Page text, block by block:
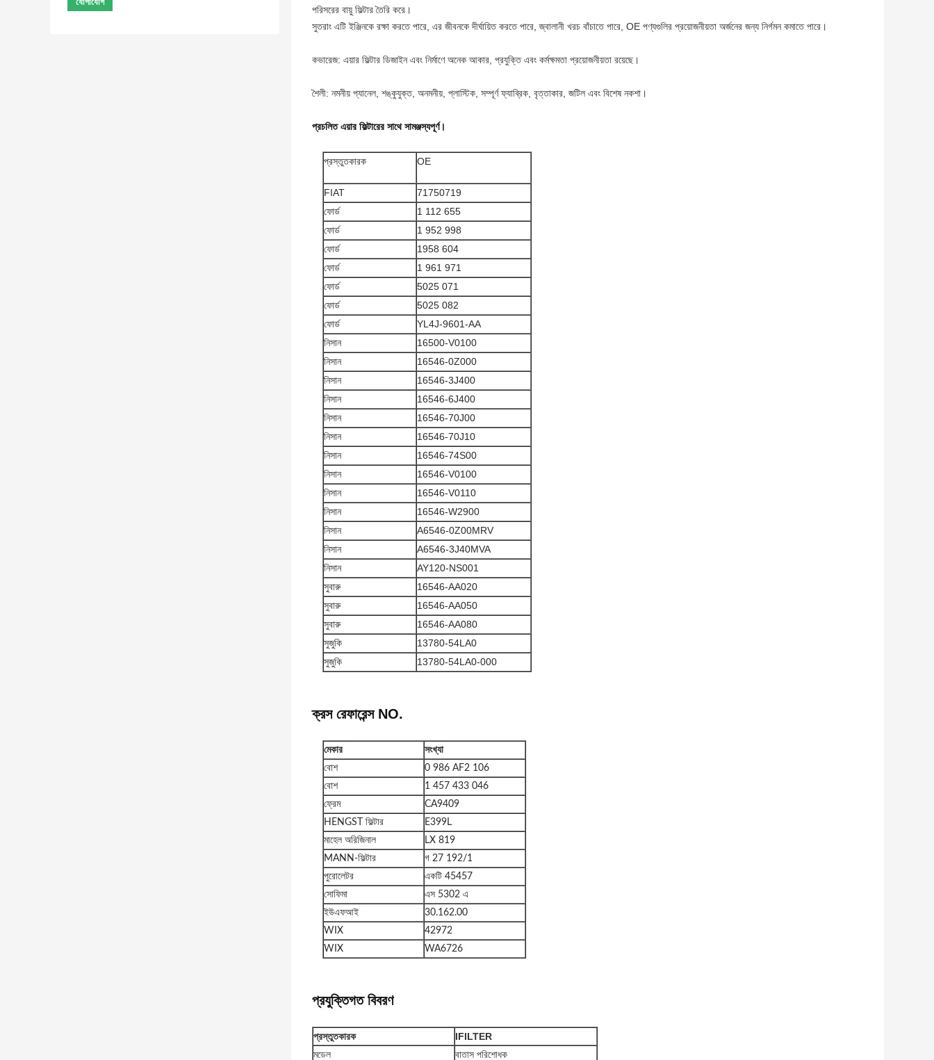
পরিসরের বায়ু ফিল্টার তৈরি করে।
সুতরাং এটি ইঞ্জিনকে রক্ষা করতে পারে, এর জীবনকে দীর্ঘায়িত করতে পারে, জ্বালানী খরচ বাঁচাতে পারে, OE পণ্যগুলির প্রয়োজনীয়তা অর্জনের জন্য নির্গমন কমাতে পারে।
কভারেজ: এয়ার ফিল্টার ডিজাইন এবং নির্মাণে অনেক আকার, প্রযুক্তি এবং কর্মক্ষমতা প্রয়োজনীয়তা রয়েছে।
শৈলী: নমনীয় প্যানেল, শঙ্কুযুক্ত, অনমনীয়, প্লাস্টিক, সম্পূর্ণ ফ্যাব্রিক, বৃত্তাকার, জটিল এবং বিশেষ নকশা।
প্রচলিত এয়ার ফিল্টারের সাথে সামঞ্জস্যপূর্ণ।
প্রস্তুতকারক OE
FIAT
71750719
ফোর্ড
1 112 655
ফোর্ড
1 952 998
ফোর্ড
1958 604
ফোর্ড
1 961 971
ফোর্ড
5025 071
ফোর্ড
5025 082
ফোর্ড
YL4J-9601-AA
নিসান
16500-V0100
নিসান
16546-0Z000
নিসান
16546-3J400
নিসান
16546-6J400
নিসান
16546-70J00
নিসান
16546-70J10
নিসান
16546-74S00
নিসান
16546-V0100
নিসান
16546-V0110
নিসান
16546-W2900
নিসান
A6546-0Z00MRV
নিসান
A6546-3J40MVA
নিসান
AY120-NS001
সুবারু
16546-AA020
সুবারু
16546-AA050
সুবারু
16546-AA080
সুজুকি
13780-54LA0
সুজুকি
13780-54LA0-000
ক্রস রেফারেন্স NO.
মেকার
সংখ্যা
বোশ
0 986 AF2 106
বোশ
1 457 433 046
ফ্রেম
CA9409
HENGST ফিল্টার
E399L
মাহেল অরিজিনাল
LX 819
MANN-ফিল্টার
গ 27 192/1
পুরোলেটর
একটি 45457
সোফিমা
এস 5302 এ
ইউএফআই
30.162.00
WIX
42972
WIX
WA6726
প্রযুক্তিগত বিবরণ
প্রস্তুতকারক
IFILTER
মডেল
বাতাস পরিশোধক